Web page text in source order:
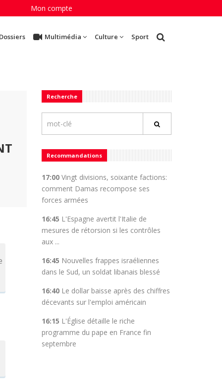
Mon compte
Multimédia Culture Sport
Recherche
Recommandations
17:00Vingt divisions, soixante factions:
comment Damas recompose ses
forces armées
16:45 L'Espagne avertit l'Italie de
mesures de rétorsion si les contrôles
aux ...
16:45 Nouvelles frappes israéliennes
dans le Sud, un soldat libanais blessé
16:40Le dollar baisse après des chiffres
décevants sur l'emploi américain
16:15 L'Église détaille le riche
programme du pape en France fin
septembre